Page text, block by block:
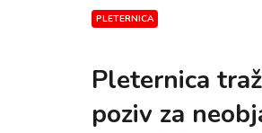
PLETERNICA
Pleternica
poziv za